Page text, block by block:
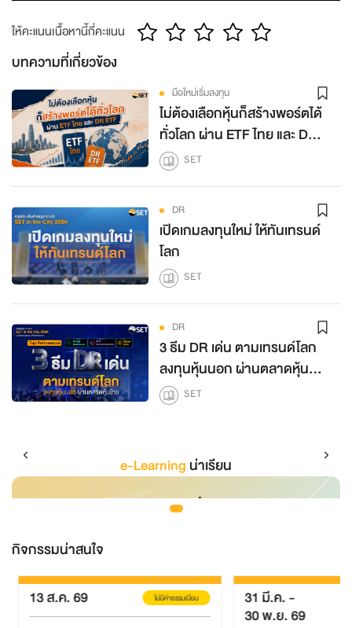
ให้คะแนนเนื้อหานี้กี่คะแนน
บทความที่เกี่ยวข้อง
มือใหม่เริ่มลงทุน
ไม่ต้องเลือกหุ้นก็สร้างพอร์ตได้
ทั่วโลก ผ่าน ETF ไทย และ DR
ETF SET
DR
เปิดเกมลงทุนใหม่ ให้ทันเทรนด์
โลก
SET
DR
3 ธีม DR เด่น ตามเทรนด์โลก
ลงทุนหุ้นนอก ผ่านตลาดหุ้น
ไทย SET
e-Learning น่าเรียน
กิจกรรมน่าสนใจ
31 มี.ค.-
30 พ.ย. 69
13 ส.ค. 69 ไม่มีค่าธรรมเนียม